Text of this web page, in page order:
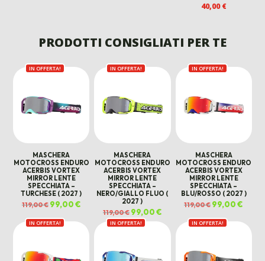
40,00€
PRODOTTI CONSIGLIATI PER TE
IN OFFERTA!
MASCHERA
MOTOCROSS ENDURO
ACERBIS VORTEX
MIRROR LENTE
SPECCHIATA –
TURCHESE ( 2027 )
119,00€ Il
prezzo
era:
119,00 €.
99,00€Il
prezzo
attuale
è:
99,00 €.
IN OFFERTA!
MASCHERA
MOTOCROSS ENDURO
ACERBIS VORTEX
MIRROR LENTE
SPECCHIATA –
NERO/GIALLO FLUO (
2027 )
119,00€ Il
prezzo
originale
era:
99,00€Il
prezzo
attuale
è:
99,00 €.
IN OFFERTA!
MASCHERA
MOTOCROSS ENDURO
ACERBIS VORTEX
MIRROR LENTE
SPECCHIATA –
BLU/ROSSO ( 2027 )
119,00€ Il
prezzo
era:
119,00 €.
99,00€
è:
99,00
IN OFFERTA! IN OFFERTA! IN OFFERTA!